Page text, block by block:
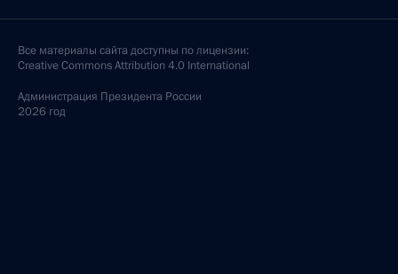
Все материалы сайта доступны по лицензии:
Creative Commons Attribution 4.0 International
Администрация Президента России
2026 год